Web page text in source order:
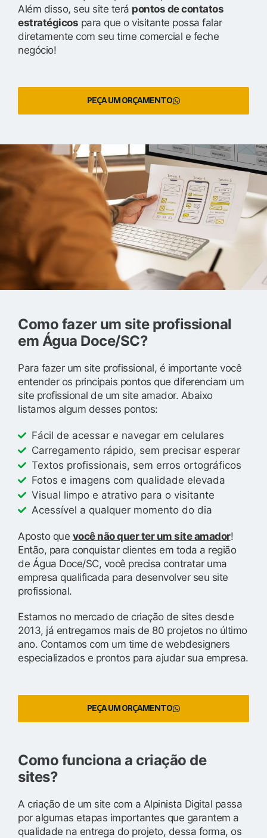
Além disso, seu site terá pontos de contatos
estratégicos para que o visitante possa falar
diretamente com seu time comercial e feche
negócio!
PEÇA UM ORÇAMENTO
Como fazer um site profissional
em Água Doce/SC?
Para fazer um site profissional, é importante você
entender os principais pontos que diferenciam um
site profissional de um site amador. Abaixo
listamos algum desses pontos:
Fácil de acessar e navegar em celulares
Carregamento rápido, sem precisar esperar
Textos profissionais, sem erros ortográficos
Fotos e imagens com qualidade elevada
Visual limpo e atrativo para o visitante
Acessível a qualquer momento do dia
Aposto que você não quer ter um site amador!
Então, para conquistar clientes em toda a região
de Água Doce/SC, você precisa contratar uma
empresa qualificada para desenvolver seu site
profissional.
Estamos no mercado de criação de sites desde
2013, já entregamos mais de 80 projetos no último
ano. Contamos com um time de webdesigners
especializados e prontos para ajudar sua empresa.
PEÇA UM ORÇAMENTO
Como funciona a criação de
sites?
A criação de um site com a Alpinista Digital passa
por algumas etapas importantes que garantem a
qualidade na entrega do projeto, dessa forma, os